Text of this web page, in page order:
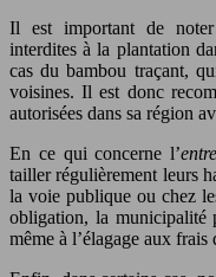
Il est important de
interdites à la plantation
cas du bambou traçant,
voisines. Il est donc
autorisées dans sa région
En ce qui concerne l’
tailler régulièrement leurs
la voie publique ou chez
obligation, la municipalité
même à l’élagage aux frais